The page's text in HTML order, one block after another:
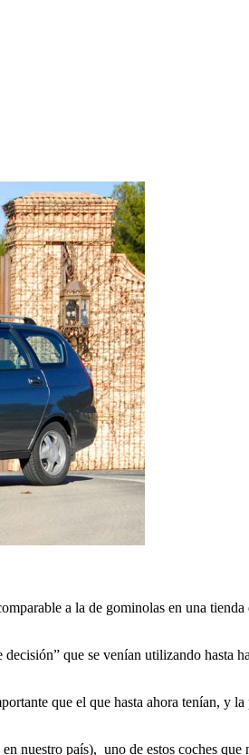
a la de gominolas en una
que se venían utilizando hasta
que el que hasta ahora tenían, y
nuestro país), uno de estos coches